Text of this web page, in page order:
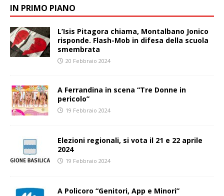
IN PRIMO PIANO
L’Isis Pitagora chiama, Montalbano Jonico
risponde. Flash-Mob in difesa della scuola
smembrata
20 Febbraio 2024
A Ferrandina in scena “Tre Donne in
pericolo”
19 Febbraio 2024
Elezioni regionali, si vota il 21 e 22 aprile
2024
19 Febbraio 2024
A Policoro “Genitori, App e Minori”